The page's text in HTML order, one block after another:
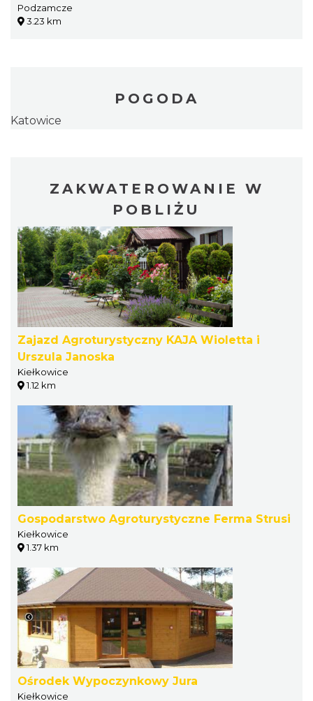
owocowo-warzywne, wyroby cukiernicze
Podzamcze
3.23 km
POGODA
Katowice
ZAKWATEROWANIE W
POBLIŻU
Zajazd Agroturystyczny KAJA Wioletta i
Urszula Janoska
Kiełkowice
1.12 km
Gospodarstwo Agroturystyczne Ferma Strusi
Kiełkowice
1.37 km
Ośrodek Wypoczynkowy Jura
Kiełkowice